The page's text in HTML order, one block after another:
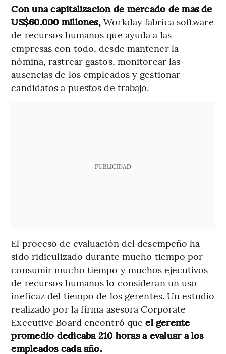
Con una capitalización de mercado de más de
US$60.000 millones,Workday fabrica software
de recursos humanos que ayuda a las
empresas con todo, desde mantener la
nómina, rastrear gastos, monitorear las
ausencias de los empleados y gestionar
candidatos a puestos de trabajo.
PUBLICIDAD
El proceso de evaluación del desempeño ha
sido ridiculizado durante mucho tiempo por
consumir mucho tiempo y muchos ejecutivos
de recursos humanos lo consideran un uso
ineficaz del tiempo de los gerentes. Un estudio
realizado por la firma asesora Corporate
Executive Board encontró queel gerente
promedio dedicaba 210 horas a evaluar a los
empleados cada año.